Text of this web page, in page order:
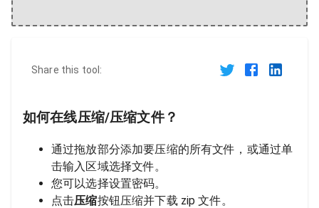
Share this tool:
如何在线压缩/压缩文件？
通过拖放部分添加要压缩的所有文件，或通过单
击输入区域选择文件。
您可以选择设置密码。
点击压缩按钮压缩并下载 zip 文件。